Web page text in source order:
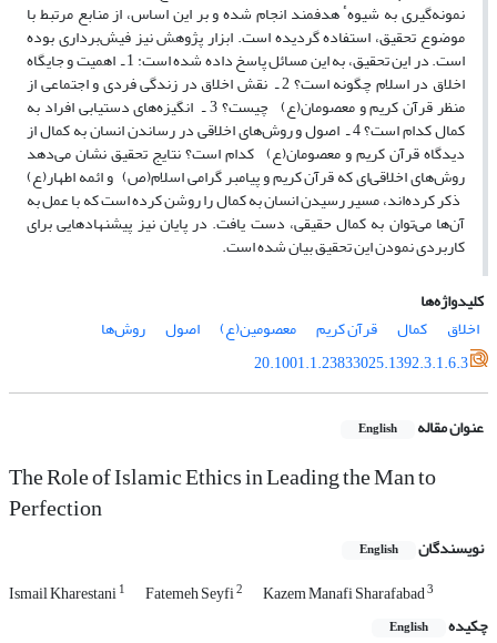
نمونه‌گیری به شیوهٴ هدفمند انجام شده و بر این اساس، از منابع مرتبط با
موضوع تحقیق، استفاده گردیده است. ابزار پژوهش نیز فیش‌برداری بوده
است. در این تحقیق، به این مسائل پاسخ داده شده است: 1 ـ اهمیت و جایگاه
اخلاق در اسلام چگونه است؟ 2 ـ نقش اخلاق در زندگی فردی و اجتماعی از
منظر قرآن کریم و معصومان(ع) چیست؟ 3 ـ انگیزه‌های دستیابی افراد به
کمال کدام است؟ 4 ـ اصول و روش‌های اخلاقی در رساندن انسان به کمال از
دیدگاه قرآن کریم و معصومان(ع) کدام است؟ نتایج تحقیق نشان می‌دهد
روش‌های اخلاقی‌ای که قرآن کریم و پیامبر گرامی اسلام(ص) و ائمه اطهار(ع)
ذکر کرده‌اند‌، مسیر رسیدن انسان به کمال را روشن کرده است که با عمل به
آن‌ها می‌توان به کمال حقیقی، دست یافت. در پایان نیز پیشنهادهایی برای
کاربردی نمودن این تحقیق بیان شده است.
کلیدواژه‌ها
اخلاق
کمال قرآن کریم معصومین(ع) اصول
روش‌ها
20.1001.1.23833025.1392.3.1.6.3
عنوان مقاله English
The Role of Islamic Ethics in Leading the Man to
Perfection
نویسندگان English
Ismail Kharestani1 Fatemeh Seyfi2 Kazem Manafi Sharafabad3
چکیده English